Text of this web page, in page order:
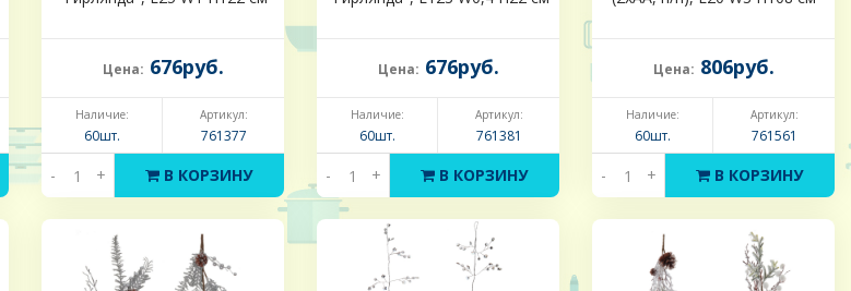
Цена: 676руб.
Наличие:
60шт.
Артикул:
761377
- + В КОРЗИНУ
Цена: 676руб.
Наличие:
60шт.
Артикул:
761381
- + В КОРЗИНУ
Цена: 806руб.
Наличие:
60шт.
Артикул:
761561
- + В КОРЗИНУ